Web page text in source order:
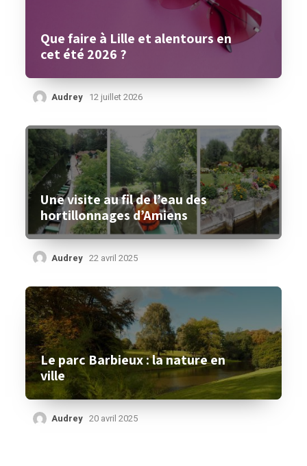
Que faire à Lille et alentours en
cet été 2026 ?
Audrey 12 juillet 2026
Une visite au fil de l’eau des
hortillonnages d’Amiens
Audrey 22 avril 2025
Le parc Barbieux : la nature en
ville
Audrey 20 avril 2025